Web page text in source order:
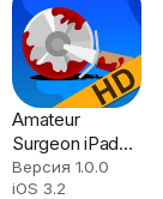
Amateur
Surgeon iPad
Edition
Версия 1.0.0
iOS 3.2